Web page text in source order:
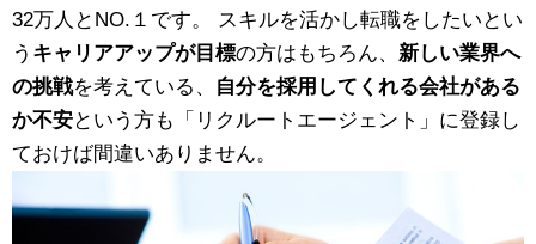
32万人とNO.１です。 スキルを活かし転職をしたいとい
う キャリアアップが目標の方はもちろん、 新しい業界へ
の挑戦を考えている、
自分を採用してくれる会社がある
か不安という方も「リクルートエージェント」に登録し
ておけば間違いありません。